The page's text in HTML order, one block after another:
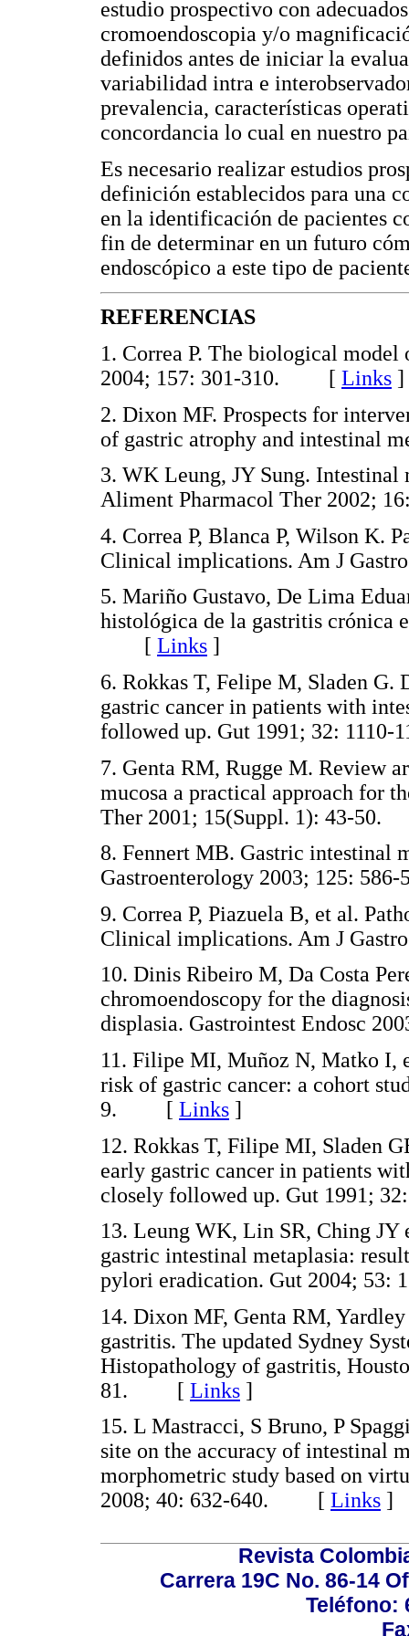
estudio prospectivo con
cromoendoscopia y/o
definidos antes de iniciar la
variabilidad intra e
prevalencia, características
concordancia lo cual en nuestro
Es necesario realizar estudios
definición establecidos para una
en la identificación de pacientes
fin de determinar en un futuro
endoscópico a este tipo de
REFERENCIAS
1. Correa P. The biological
2004; 157: 301-310. [ Links ]
2. Dixon MF. Prospects for
of gastric atrophy and
3. WK Leung, JY Sung. Intestinal
Aliment Pharmacol Ther
4. Correa P, Blanca P, Wilson K.
Clinical implications. Am J
5. Mariño Gustavo, De Lima
histológica de la gastritis crónica
[ Links ]
6. Rokkas T, Felipe M, Sladen G.
gastric cancer in patients with
followed up. Gut 1991; 32:
7. Genta RM, Rugge M. Review
mucosa a practical approach for
Ther 2001; 15(Suppl. 1): 43-
8. Fennert MB. Gastric intestinal
Gastroenterology 2003; 125:
9. Correa P, Piazuela B, et al.
Clinical implications. Am J
10. Dinis Ribeiro M, Da Costa
chromoendoscopy for the
displasia. Gastrointest Endosc
11. Filipe MI, Muñoz N, Matko I,
risk of gastric cancer: a cohort
9. [ Links ]
12. Rokkas T, Filipe MI, Sladen
early gastric cancer in patients
closely followed up. Gut
13. Leung WK, Lin SR, Ching JY
gastric intestinal metaplasia:
pylori eradication. Gut 2004;
14. Dixon MF, Genta RM,
gastritis. The updated Sydney
Histopathology of gastritis,
81. [ Links ]
15. L Mastracci, S Bruno, P
site on the accuracy of intestinal
morphometric study based on
2008; 40: 632-640. [ Links ]
Revista
Carrera 19C No. 86-14
Teléfono: